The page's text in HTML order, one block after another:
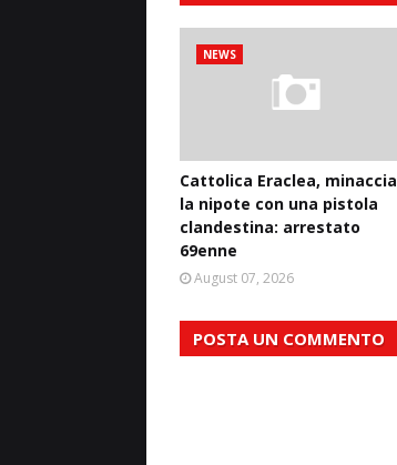
NEWS
Cattolica Eraclea, minaccia
la nipote con una pistola
clandestina: arrestato
69enne
August 07, 2026
POSTA UN COMMENTO